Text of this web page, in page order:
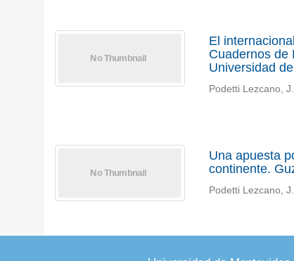
El
Cuadernos de
Universidad
Podetti Lezcano,
Una apuesta
continente.
Podetti Lezcano,